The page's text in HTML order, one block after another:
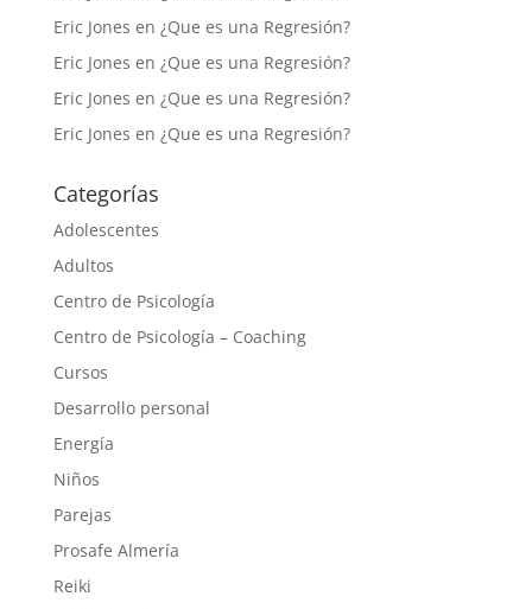
Eric Jones en ¿Que es una Regresión?
Eric Jones en ¿Que es una Regresión?
Eric Jones en ¿Que es una Regresión?
Eric Jones en ¿Que es una Regresión?
Categorías
Adolescentes
Adultos
Centro de Psicología
Centro de Psicología – Coaching
Cursos
Desarrollo personal
Energía
Niños
Parejas
Prosafe Almería
Reiki